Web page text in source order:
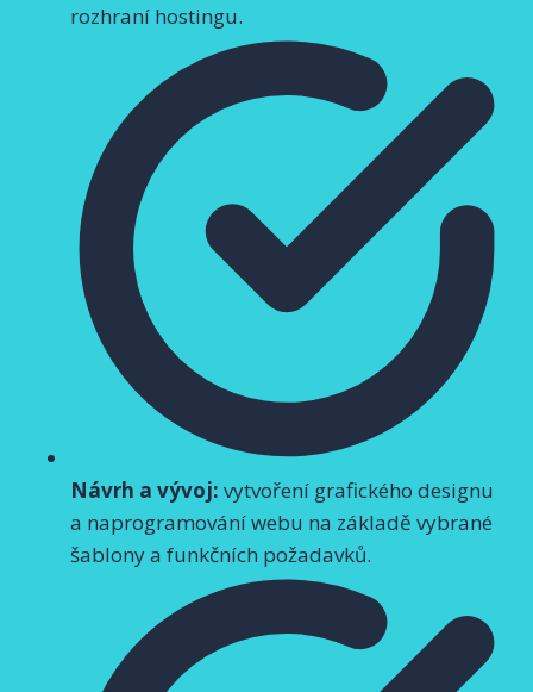
rozhraní hostingu.
Návrh a vývoj: vytvoření grafického designu
a naprogramování webu na základě vybrané
šablony a funkčních požadavků.